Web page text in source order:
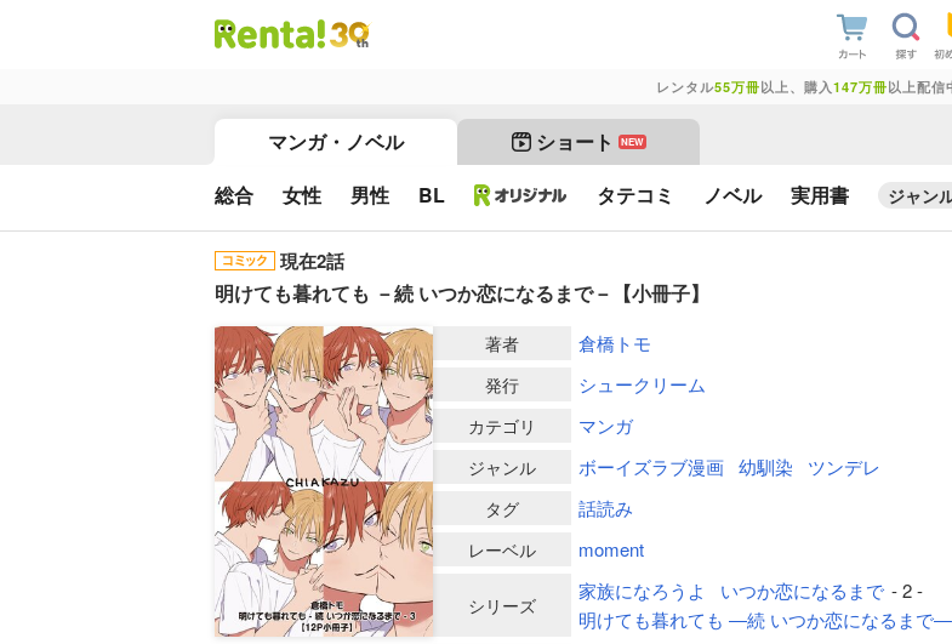
レンタル55万冊以上、購入 147万冊以上配信
マンガ・ノベル ショート NEW
総合 女性 男性 BL タテコミ ノベル 実用書 ジャン
現在2話
明けても暮れても －続 いつか恋になるまで－【小冊子】
著者 倉橋トモ
発行 シュークリーム
カテゴリ マンガ
ジャンル ボーイズラブ漫画 幼馴染 ツンデレ
タグ 話読み
レーベル moment
シリーズ
家族になろうよ いつか恋になるまで - 2 -
明けても暮れても ―続 いつか恋になるまで―